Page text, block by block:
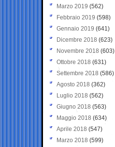
Marzo 2019 (562)
Febbraio 2019 (598)
Gennaio 2019 (641)
Dicembre 2018 (623)
Novembre 2018 (603)
Ottobre 2018 (631)
Settembre 2018 (586)
Agosto 2018 (362)
Luglio 2018 (562)
Giugno 2018 (563)
Maggio 2018 (634)
Aprile 2018 (547)
Marzo 2018 (599)